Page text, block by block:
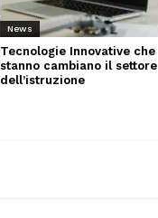
News
Tecnologie Innovative che
stanno cambiano il settore
dell’istruzione